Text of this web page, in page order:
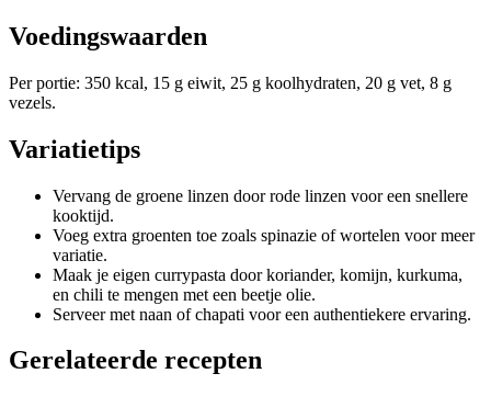
Voedingswaarden
Per portie: 350 kcal, 15 g eiwit, 25 g koolhydraten, 20 g vet, 8 g
vezels.
Variatietips
Vervang de groene linzen door rode linzen voor een snellere
kooktijd.
Voeg extra groenten toe zoals spinazie of wortelen voor meer
variatie.
Maak je eigen currypasta door koriander, komijn, kurkuma,
en chili te mengen met een beetje olie.
Serveer met naan of chapati voor een authentiekere ervaring.
Gerelateerde recepten